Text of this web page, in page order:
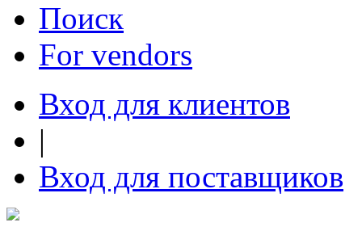
Поиск
For vendors
Вход для клиентов
|
Вход для поставщиков